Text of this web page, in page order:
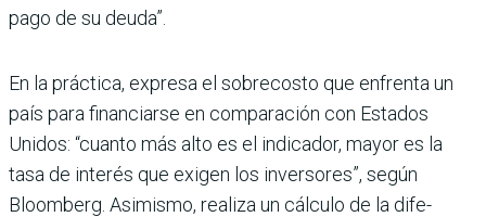
pago de su deuda”.
En la práctica, expresa el sobrecosto que enfrenta un
país para financiarse en com­paración con Estados
Unidos: “cuanto más alto es el indica­dor, mayor es la
tasa de inte­rés que exigen los inversores”, según
Bloomberg. Asimismo, realiza un cálculo de la dife­